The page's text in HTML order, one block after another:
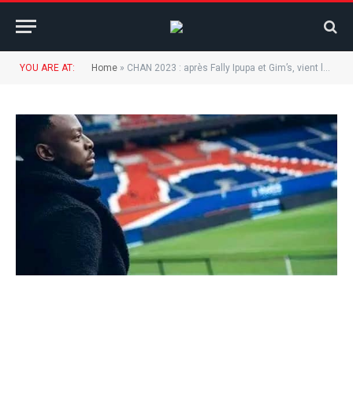
YOU ARE AT: Home » CHAN 2023 : après Fally Ipupa et Gim’s, vient le tour de Dadju d’animer à la cérémonie d’ouverture du Chan ce vendredi.